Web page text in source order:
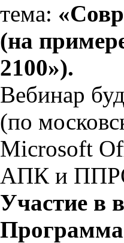
тема:
(на
2100»).
Вебинар
(по
Microsoft
АПК и
Участие в